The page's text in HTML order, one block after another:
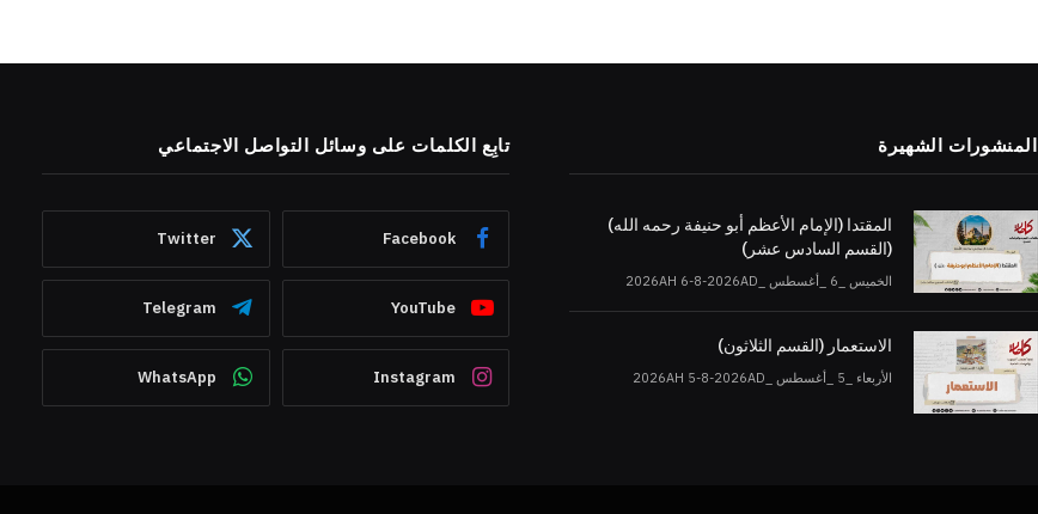
المنشورات الشهيرة
المقتدا (الإمام الأعظم أبو حنيفة رحمه الله)
(القسم السادس عشر)
الخميس _6 _أغسطس _2026AH 6-8-2026AD
الاستعمار (القسم الثلاثون)
الأربعاء _5 _أغسطس _2026AH 5-8-2026AD
تابِع الكلمات على وسائل التواصل الاجتماعي
Facebook
Twitter
YouTube
Telegram
Instagram
WhatsApp